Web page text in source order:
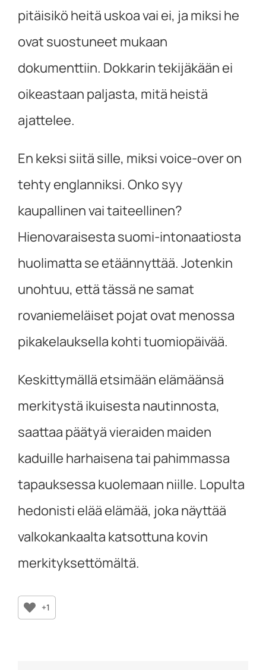
pitäisikö heitä uskoa vai ei, ja miksi he
ovat suostuneet mukaan
dokumenttiin. Dokkarin tekijäkään ei
oikeastaan paljasta, mitä heistä
ajattelee.
En keksi siitä sille, miksi voice-over on
tehty englanniksi. Onko syy
kaupallinen vai taiteellinen?
Hienovaraisesta suomi-intonaatiosta
huolimatta se etäännyttää. Jotenkin
unohtuu, että tässä ne samat
rovaniemeläiset pojat ovat menossa
pikakelauksella kohti tuomiopäivää.
Keskittymällä etsimään elämäänsä
merkitystä ikuisesta nautinnosta,
saattaa päätyä vieraiden maiden
kaduille harhaisena tai pahimmassa
tapauksessa kuolemaan niille. Lopulta
hedonisti elää elämää, joka näyttää
valkokankaalta katsottuna kovin
merkityksettömältä.
+1